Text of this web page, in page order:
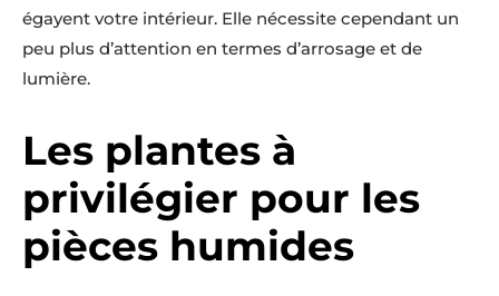
égayent votre intérieur. Elle nécessite cependant un
peu plus d’attention en termes d’arrosage et de
lumière.
Les plantes à
privilégier pour les
pièces humides